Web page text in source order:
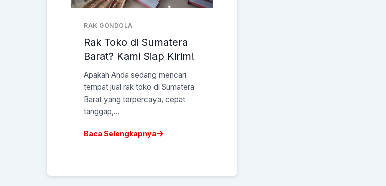
RAK GONDOLA
Rak Toko di Sumatera
Barat? Kami Siap Kirim!
Apakah Anda sedang mencari
tempat jual rak toko di Sumatera
Barat yang terpercaya, cepat
tanggap,...
Baca Selengkapnya